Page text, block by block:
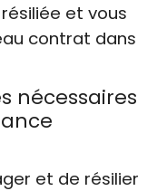
et vous
contrat dans
nécessaires
et de résilier